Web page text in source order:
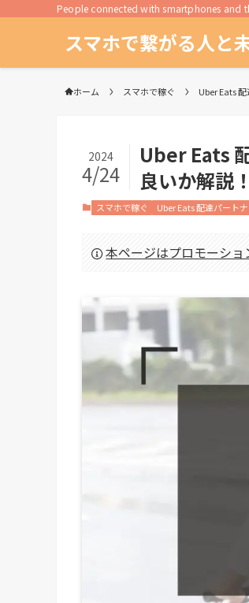
People connected with smartphones and
スマホで繋がる人と
ホーム スマホで稼ぐ Uber Eats
Uber Eats
良いか解説！
2024
4/24
スマホで稼ぐ Uber Eats 配達パート
本ページはプロモーショ